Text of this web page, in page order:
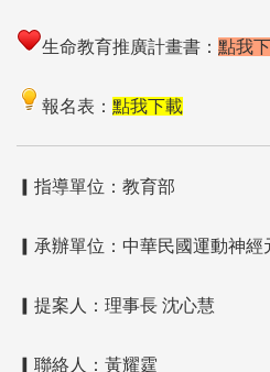
生命教育推廣計畫書： 點我
報名表： 點我下載
▎指導單位：教育部
▎承辦單位：中華民國運動神經
▎提案人：理事長 沈心慧
▎聯絡人：黃耀霆